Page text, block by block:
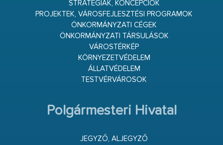
STRATÉGIÁK, KONCEPCIÓK
PROJEKTEK, VÁROSFEJLESZTÉSI PROGRAMOK
ÖNKORMÁNYZATI CÉGEK
ÖNKORMÁNYZATI TÁRSULÁSOK
VÁROSTÉRKÉP
KÖRNYEZETVÉDELEM
ÁLLATVÉDELEM
TESTVÉRVÁROSOK
Polgármesteri Hivatal
JEGYZŐ, ALJEGYZŐ